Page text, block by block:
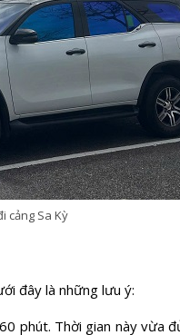
cảng Sa Kỳ
đây là những lưu ý:
phút. Thời gian này vừa